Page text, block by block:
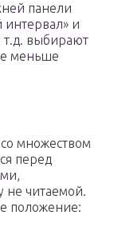
панели
и
т.д. выбирают
меньше
множеством
перед
не читаемой.
положение: